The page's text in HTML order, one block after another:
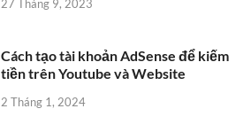
27 Tháng 9, 2023
Cách tạo tài khoản AdSense để kiếm
tiền trên Youtube và Website
2 Tháng 1, 2024